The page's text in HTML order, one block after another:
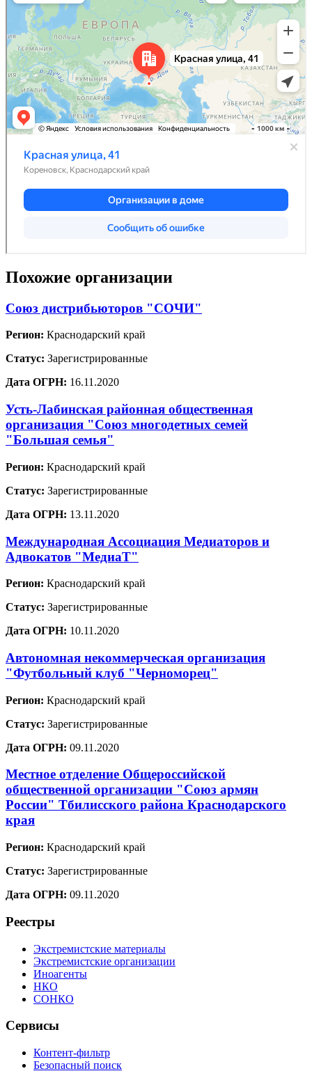
Похожие организации
Союз дистрибьюторов "СОЧИ"
Регион: Краснодарский край
Статус: Зарегистрированные
Дата ОГРН: 16.11.2020
Усть-Лабинская районная общественная
организация "Союз многодетных семей
"Большая семья"
Регион: Краснодарский край
Статус: Зарегистрированные
Дата ОГРН: 13.11.2020
Международная Ассоциация Медиаторов и
Адвокатов "МедиаТ"
Регион: Краснодарский край
Статус: Зарегистрированные
Дата ОГРН: 10.11.2020
Автономная некоммерческая организация
"Футбольный клуб "Черноморец"
Регион: Краснодарский край
Статус: Зарегистрированные
Дата ОГРН: 09.11.2020
Местное отделение Общероссийской
общественной организации "Союз армян
России" Тбилисского района Краснодарского
края
Регион: Краснодарский край
Статус: Зарегистрированные
Дата ОГРН: 09.11.2020
Реестры
Экстремистские материалы
Экстремистские организации
Иноагенты
НКО
СОНКО
Сервисы
Контент-фильтр
Безопасный поиск